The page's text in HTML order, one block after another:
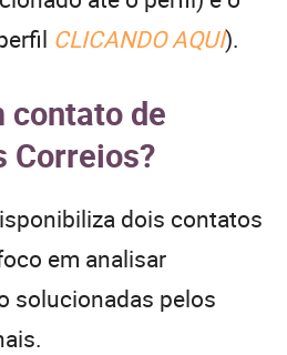
CLICANDO AQUI).
contato de
Correios?
dois contatos
em analisar
solucionadas pelos